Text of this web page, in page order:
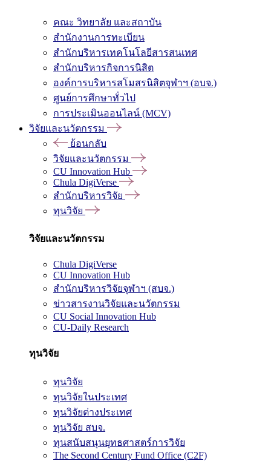
คณะ วิทยาลัย และสถาบัน
สำนักงานการทะเบียน
สำนักบริหารเทคโนโลยีสารสนเทศ
สำนักบริหารกิจการนิสิต
องค์การบริหารสโมสรนิสิตจุฬาฯ (อบจ.)
ศูนย์การศึกษาทั่วไป
การประเมินออนไลน์ (MCV)
วิจัยและนวัตกรรม
ย้อนกลับ
วิจัยและนวัตกรรม
CU Innovation Hub
Chula DigiVerse
สำนักบริหารวิจัย
ทุนวิจัย
วิจัยและนวัตกรรม
Chula DigiVerse
CU Innovation Hub
สำนักบริหารวิจัยจุฬาฯ (สบจ.)
ข่าวสารงานวิจัยและนวัตกรรม
CU Social Innovation Hub
CU-Daily Research
ทุนวิจัย
ทุนวิจัย
ทุนวิจัยในประเทศ
ทุนวิจัยต่างประเทศ
ทุนวิจัย สบจ.
ทุนสนับสนุนยุทธศาสตร์การวิจัย
The Second Century Fund Office (C2F)